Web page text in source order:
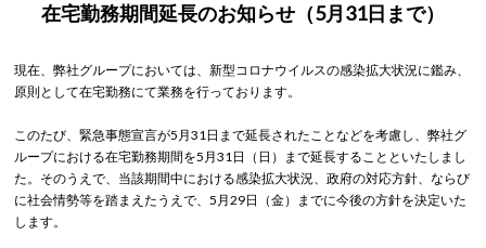
在宅勤務期間延長のお知らせ（5月31日まで）
現在、弊社グループにおいては、新型コロナウイルスの感染拡大状況に鑑み、
原則として在宅勤務にて業務を行っております。
このたび、緊急事態宣言が5月31日まで延長されたことなどを考慮し、弊社グ
ループにおける在宅勤務期間を5月31日（日）まで延長することといたしまし
た。そのうえで、当該期間中における感染拡大状況、政府の対応方針、ならび
に社会情勢等を踏まえたうえで、5月29日（金）までに今後の方針を決定いた
します。